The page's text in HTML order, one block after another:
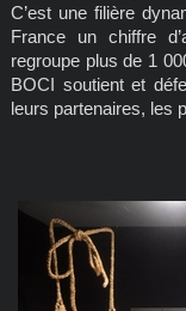
C’est une filière
France un chiffre
regroupe plus de 1
BOCI soutient et
leurs partenaires, les